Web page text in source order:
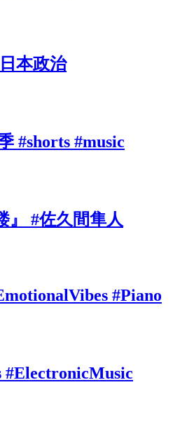
本政治
#shorts #music
』 #佐久間隼人
#Piano